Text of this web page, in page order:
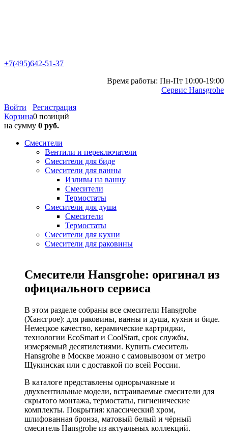
+7(495)642-51-37
Время работы: Пн-Пт 10:00-19:00
Сервис Hansgrohe
Войти
Регистрация
Корзина0 позиций
на сумму 0 руб.
Смесители
Вентили и переключатели
Смесители для биде
Смесители для ванны
Изливы на ванну
Смесители
Термостаты
Смесители для душа
Смесители
Термостаты
Смесители для кухни
Смесители для раковины
Смесители Hansgrohe: оригинал из
официального сервиса
В этом разделе собраны все смесители Hansgrohe
(Хансгрое): для раковины, ванны и душа, кухни и биде.
Немецкое качество, керамические картриджи,
технологии EcoSmart и CoolStart, срок службы,
измеряемый десятилетиями. Купить смеситель
Hansgrohe в Москве можно с самовывозом от метро
Щукинская или с доставкой по всей России.
В каталоге представлены однорычажные и
двухвентильные модели, встраиваемые смесители для
скрытого монтажа, термостаты, гигиенические
комплекты. Покрытия: классический хром,
шлифованная бронза, матовый белый и чёрный
смеситель Hansgrohe из актуальных коллекций.